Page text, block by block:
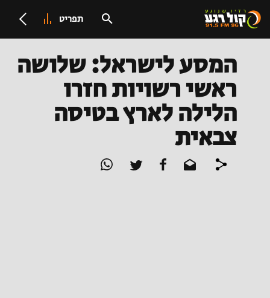
תפריט
המסע לישראל: שלושה
ראשי רשויות חזרו
הלילה לארץ בטיסה
צבאית